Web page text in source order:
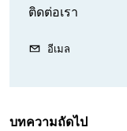
ติดต่อเรา
อีเมล
บทความถัดไป